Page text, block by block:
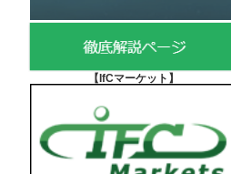
【IfCマーケット 】